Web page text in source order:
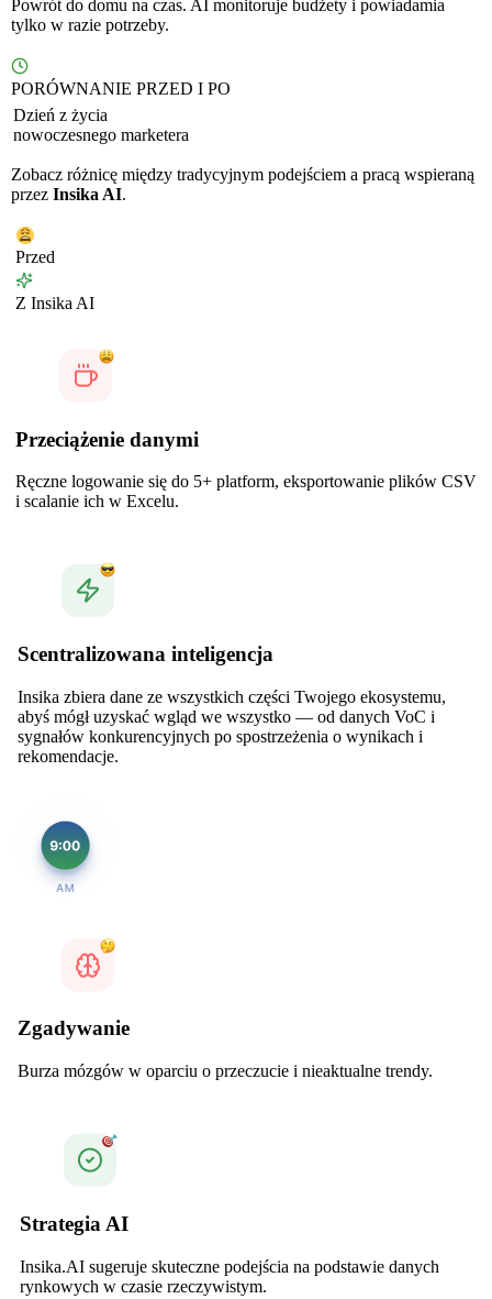
Powrót do domu na czas. AI monitoruje budżety i powiadamia
tylko w razie potrzeby.
PORÓWNANIE PRZED I PO
Dzień z życia
nowoczesnego marketera
Zobacz różnicę między tradycyjnym podejściem a pracą wspieraną
przez Insika AI.
Przed
Z Insika AI
Przeciążenie danymi
Ręczne logowanie się do 5+ platform, eksportowanie plików CSV
i scalanie ich w Excelu.
Scentralizowana inteligencja
Insika zbiera dane ze wszystkich części Twojego ekosystemu,
abyś mógł uzyskać wgląd we wszystko — od danych VoC i
sygnałów konkurencyjnych po spostrzeżenia o wynikach i
rekomendacje.
Zgadywanie
Burza mózgów w oparciu o przeczucie i nieaktualne trendy.
Strategia AI
Insika.AI sugeruje skuteczne podejścia na podstawie danych
rynkowych w czasie rzeczywistym.